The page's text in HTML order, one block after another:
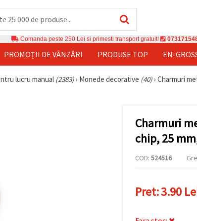
Comanda peste 250 Lei si primesti transport gratuit!
PROMOȚII DE VÂNZĂRI PRODUSE TOP EN-
lucru manual (2383)› Monede decorative (40)› Charmuri
Charmuri
chip, 25
COD: 524516
Pret:3.90